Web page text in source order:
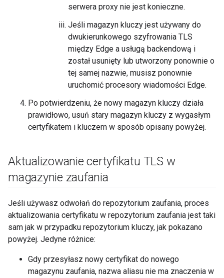
serwera proxy nie jest konieczne.
Jeśli magazyn kluczy jest używany do
dwukierunkowego szyfrowania TLS
między Edge a usługą backendową i
został usunięty lub utworzony ponownie o
tej samej nazwie, musisz ponownie
uruchomić procesory wiadomości Edge.
Po potwierdzeniu, że nowy magazyn kluczy działa
prawidłowo, usuń stary magazyn kluczy z wygasłym
certyfikatem i kluczem w sposób opisany powyżej.
Aktualizowanie certyfikatu TLS w
magazynie zaufania
Jeśli używasz odwołań do repozytorium zaufania, proces
aktualizowania certyfikatu w repozytorium zaufania jest taki
sam jak w przypadku repozytorium kluczy, jak pokazano
powyżej. Jedyne różnice:
Gdy przesyłasz nowy certyfikat do nowego
magazynu zaufania, nazwa aliasu nie ma znaczenia w